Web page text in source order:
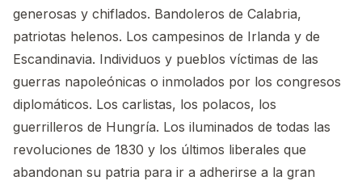
generosas y chiflados. Bandoleros de Calabria,
patriotas helenos. Los campesinos de Irlanda y de
Escandinavia. Individuos y pueblos víctimas de las
guerras napoleónicas o inmolados por los congresos
diplomáticos. Los carlistas, los polacos, los
guerrilleros de Hungría. Los iluminados de todas las
revoluciones de 1830 y los últimos liberales que
abandonan su patria para ir a adherirse a la gran